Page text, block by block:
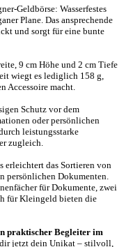
Geldbörse: Wasserfestes
Plane. Das ansprechende
und sorgt für eine bunte
9 cm Höhe und 2 cm Tiefe
wiegt es lediglich 158 g,
Accessoire macht.
Schutz vor dem
oder persönlichen
leistungsstarke
zugleich.
erleichtert das Sortieren von
persönlichen Dokumenten.
für Dokumente, zwei
für Kleingeld bieten die
praktischer Begleiter im
jetzt dein Unikat – stilvoll,